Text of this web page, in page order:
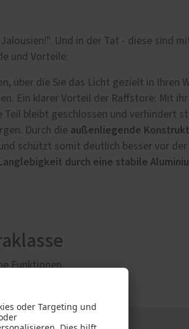
Und in der Tat - diese sind
und Vorteile:
über die Sie das Licht gezielt in Ihren
Ein klarer Vorteil der Raffstore: Mit
bleibt geschlossen und verhindert
Durch die außenliegende
schützt somit deutlich besser vor der
durch eine stabile
Funktionen